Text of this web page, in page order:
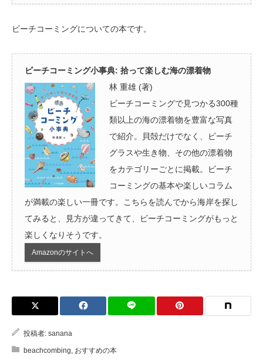
ビーチコーミングについての本です。
ビーチコーミング小事典: 拾って楽しむ海の漂着物
林 重雄 (著)
ビーチコーミングで見つかる300種
類以上の海の漂着物を豊富な写真
で紹介。貝殻だけでなく、ビーチ
グラスや生き物、その他の漂着物
をカテゴリーごとに掲載。ビーチ
コーミングの基本や楽しいコラム
が満載の楽しい一冊です。こちらを読んでから海岸を探し
てみると、見方が違ってきて、ビーチコーミングがもっと
楽しくなりそうです。
Amazonのサイトへ
投稿者: sanana
beachcombing おすすめの本